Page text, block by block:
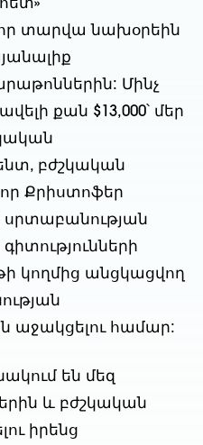
տարվա նախօրեին
Մինչ
քան $13,000՝ մեր
բժշկական
Քրիստոֆեր
սրտաբանության
կողմից անցկացվող
աջակցելու համար:
են մեզ
և բժշկական
իրենց